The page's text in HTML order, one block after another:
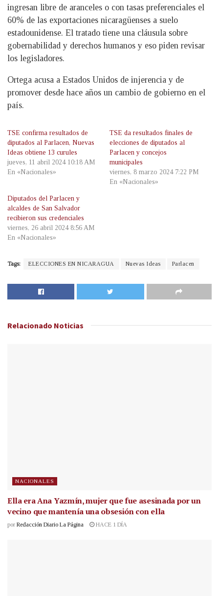
ingresan libre de aranceles o con tasas preferenciales el
60% de las exportaciones nicaragüenses a suelo
estadounidense. El tratado tiene una cláusula sobre
gobernabilidad y derechos humanos y eso piden revisar
los legisladores.
Ortega acusa a Estados Unidos de injerencia y de
promover desde hace años un cambio de gobierno en el
país.
TSE confirma resultados de
diputados al Parlacen, Nuevas
Ideas obtiene 13 curules
jueves, 11 abril 2024 10:18 AM
En «Nacionales»
TSE da resultados finales de
elecciones de diputados al
Parlacen y concejos
municipales
viernes, 8 marzo 2024 7:22 PM
En «Nacionales»
Diputados del Parlacen y
alcaldes de San Salvador
recibieron sus credenciales
viernes, 26 abril 2024 8:56 AM
En «Nacionales»
Tags: ELECCIONES EN NICARAGUA Nuevas Ideas Parlacen
Relacionado Noticias
NACIONALES
Ella era Ana Yazmín, mujer que fue asesinada por un
vecino que mantenía una obsesión con ella
por Redacción Diario La Página HACE 1 DÍA